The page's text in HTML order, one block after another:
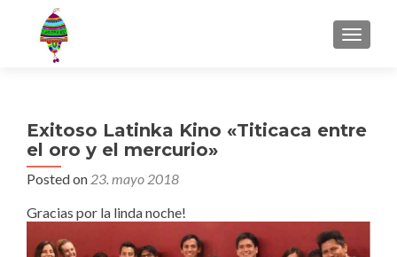
MENU
Exitoso Latinka Kino «Titicaca entre
el oro y el mercurio»
Posted on 23. mayo 2018
Gracias por la linda noche!